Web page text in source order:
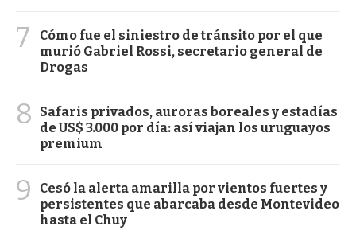
7
Cómo fue el siniestro de tránsito por el que
murió Gabriel Rossi, secretario general de
Drogas
8
Safaris privados, auroras boreales y estadías
de US$ 3.000 por día: así viajan los uruguayos
premium
9
Cesó la alerta amarilla por vientos fuertes y
persistentes que abarcaba desde Montevideo
hasta el Chuy